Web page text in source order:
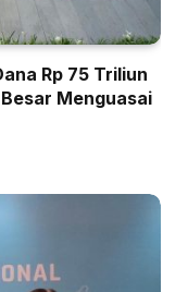
Rp 75 Triliun
Menguasai